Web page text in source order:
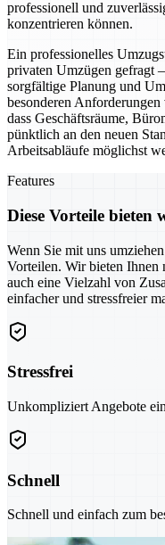
professionell und
konzentrieren können.
Ein professionelles
privaten Umzügen gefragt
sorgfältige Planung und
besonderen
dass Geschäftsräume,
pünktlich an den neuen
Arbeitsabläufe möglichst
Features
Diese Vorteile bieten
Wenn Sie mit uns
Vorteilen. Wir bieten Ihnen
auch eine Vielzahl von
einfacher und stressfreier
Stressfrei
Unkompliziert Angebote
Schnell
Schnell und einfach zum